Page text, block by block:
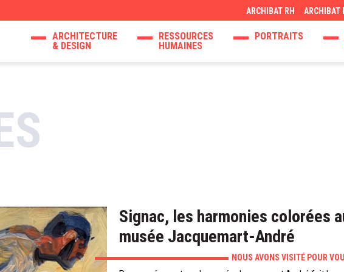
ARCHIBAT RH ARCHIBAT
ARCHITECTURE
& DESIGN
RESSOURCES
HUMAINES
PORTRAITS
Signac, les harmonies colorées
musée Jacquemart-André
NOUS AVONS VISITÉ POUR